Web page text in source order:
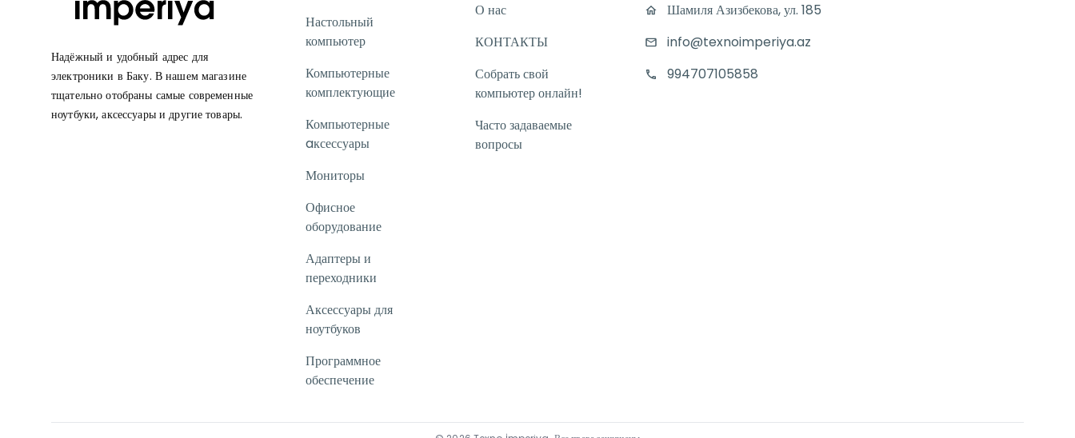
Надёжный и удобный адрес для
электроники в Баку. В нашем магазине
тщательно отобраны самые современные
ноутбуки, аксессуары и другие товары.
Настольный
компьютер
Компьютерные
комплектующие
Компьютерные
aксессуары
Мониторы
Офисное
оборудование
Адаптеры и
переходники
Аксессуары для
ноутбуков
Программное
обеспечение
О нас
КОНТАКТЫ
Собрать свой
компьютер онлайн!
Часто задаваемые
вопросы
Шамиля Азизбекова, ул. 185
info@texnoimperiya.az
994707105858